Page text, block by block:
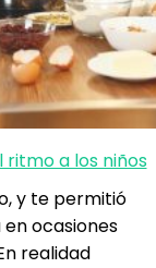
ritmo a los niños
y te permitió
ocasiones
realidad